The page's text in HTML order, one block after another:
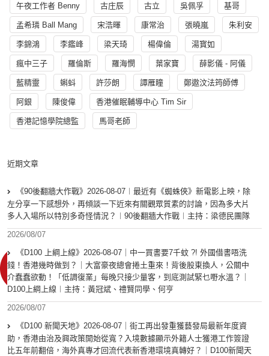
午夜工作者 Benny 古庄辰 古立 吳佩孚 基哥
孟希璘 Ball Mang 宋浩暉 康常治 張曉嵐 朱利安
李錦鴻 李鑑峰 梁天琦 楊偉倫 湯寳如
瘋中三子 羅倫斯 羅海憫 葉家寶 薛影儀 - 阿儀
藍精靈 蝌蚪 許莎朗 譚雁瞳 鄭遨汶法筠師傅
阿銀 陳俊偉 香港催眠輔導中心 Tim Sir
香港記憶學院總監 馬哥老師
近期文章
《90後翻牆大作戰》2026-08-07︱最近有《蜘蛛俠》新電影上映，除
左分享一下感想外，再傾談一下近來有關觀眾質素的討論，因為多大片
多人入場所以特別多奇怪情況？︱90後翻牆大作戰︱主持：梁德民團隊
2026/08/07
《D100 上綱上線》2026-08-07｜中一買書要7千蚊 ?! 外國借書唔洗
錢！香港幾時做到？｜大富豪夜總會捲土重來！背後股東換人，公關中
介蠢蠢欲動！「低調復業」每晚只接少量客，到底測試緊乜嘢水溫？｜
D100上綱上線︱主持：黃冠斌、禮賢同學、何亨
2026/08/07
《D100 新聞天地》2026-08-07｜街工再出發重獲藝發局最新年度資
助，香港由治及興政策開始從寬？入境數據顯示外籍人士獲港工作簽證
比五年前翻倍，海外真專才回流代表新香港環境真轉好？｜D100新聞天